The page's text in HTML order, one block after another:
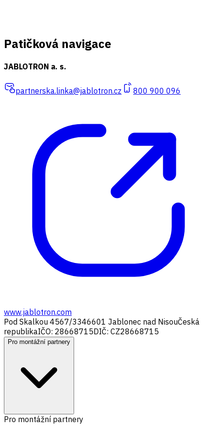
Patičková navigace
JABLOTRON a. s.
partnerska.linka@jablotron.cz 800 900 096
www.jablotron.com
Pod Skalkou 4567/3346601 Jablonec nad NisouČeská
republikaIČO: 28668715DIČ: CZ28668715
Pro montážní partnery
Pro montážní partnery